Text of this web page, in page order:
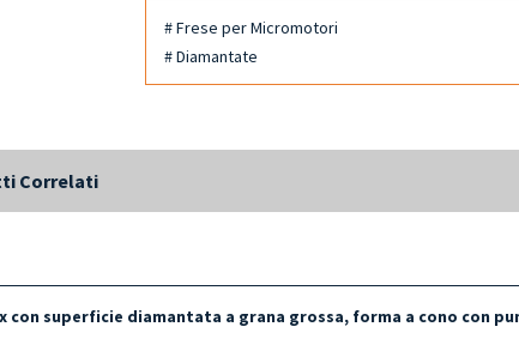
# Frese per Micromotori
# Diamantate
Correlati
superficie diamantata a grana grossa, forma a cono con